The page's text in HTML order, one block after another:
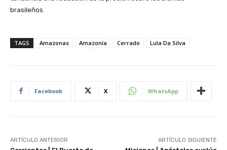
brasileños.
TAGS Amazonas Amazonía Cerrado Lula Da Silva
Facebook X WhatsApp
ARTÍCULO ANTERIOR ARTÍCULO SIGUIENTE